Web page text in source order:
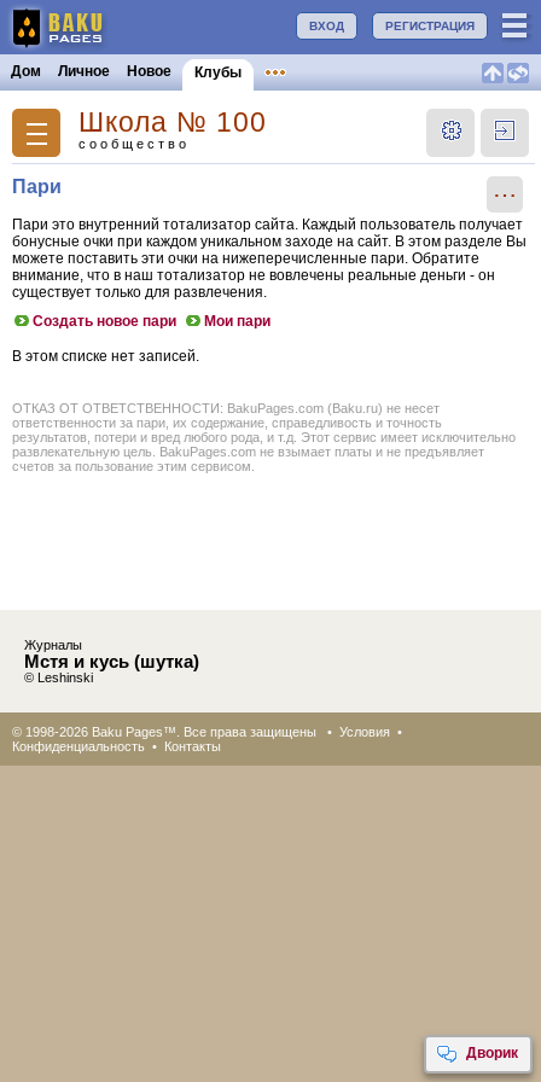
РЕГИСТРАЦИЯ
ВХОД
Дом Личное Новое Клубы
Школа № 100
сообщество
⋯
Пари
Пари это внутренний тотализатор сайта. Каждый пользователь получает
бонусные очки при каждом уникальном заходе на сайт. В этом разделе Вы
можете поставить эти очки на нижеперечисленные пари. Обратите
внимание, что в наш тотализатор не вовлечены реальные деньги - он
существует только для развлечения.
Создать новое пари
Мои пари
В этом списке нет записей.
ОТКАЗ ОТ ОТВЕТСТВЕННОСТИ: BakuPages.com (Baku.ru) не несет
ответственности за пари, их содержание, справедливость и точность
результатов, потери и вред любого рода, и т.д. Этот сервис имеет исключительно
развлекательную цель. BakuPages.com не взымает платы и не предъявляет
счетов за пользование этим сервисом.
Дворик
Журналы
Мстя и кусь (шутка)
© Leshinski
© 1998-2026 Baku Pages™. Все права защищены • Условия •
Конфиденциальность • Контакты